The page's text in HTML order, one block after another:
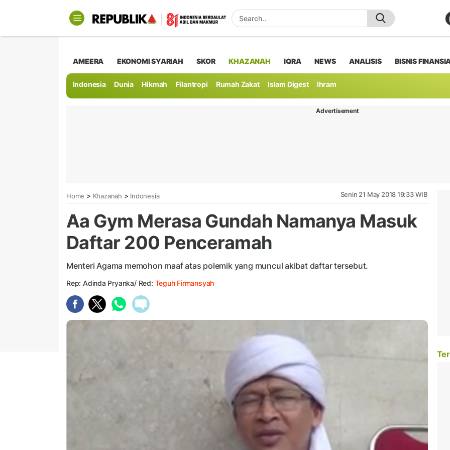
AMEERA EKONOMI SYARIAH SKOR KHAZANAH IQRA NEWS ANALISIS BISNIS
Indonesia Dunia Hikmah Filantropi Rumah Zakat Islam Digest Ihram
Advertisement
Home > Khazanah > Indonesia Senin 21 May 2018 19:33 WIB
Aa Gym Merasa Gundah Namanya Masuk
Daftar 200 Penceramah
Menteri Agama memohon maaf atas polemik yang muncul akibat daftar tersebut.
Rep: Adinda Pryanka/ Red: Teguh Firmansyah